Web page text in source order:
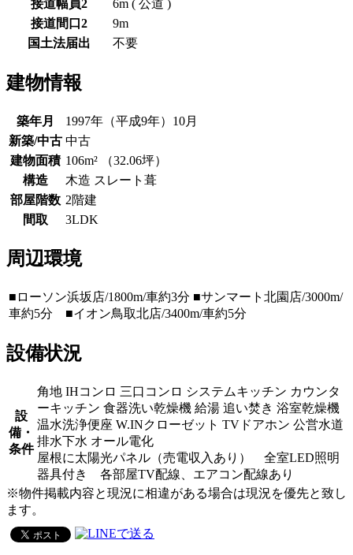
接道幅員2
6m ( 公道 )
接道間口2
9m
国土法届出
不要
建物情報
築年月
1997年（平成9年）10月
新築/中古 中古
建物面積 106m² （32.06坪）
構造
木造 スレート葺
部屋階数 2階建
間取
3LDK
周辺環境
■ローソン浜坂店/1800m/車約3分 ■サンマート北園店/3000m/
車約5分 ■イオン鳥取北店/3400m/車約5分
設備状況
設
備・
条件
角地 IHコンロ 三口コンロ システムキッチン カウンタ
ーキッチン 食器洗い乾燥機 給湯 追い焚き 浴室乾燥機
温水洗浄便座 W.INクローゼット TVドアホン 公営水道
排水下水 オール電化
屋根に太陽光パネル（売電収入あり） 全室LED照明
器具付き 各部屋TV配線、エアコン配線あり
※物件掲載内容と現況に相違がある場合は現況を優先と致し
ます。